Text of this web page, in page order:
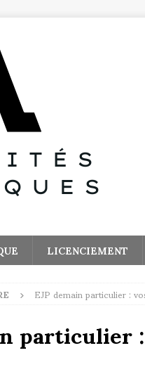
LICENCIEMENT
EJP demain particulier :